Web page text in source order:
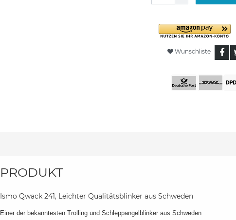
Wunschliste
PRODUKT
Ismo Qwack 241, Leichter Qualitätsblinker aus Schweden
Einer der bekanntesten Trolling und Schleppangelblinker aus Schweden